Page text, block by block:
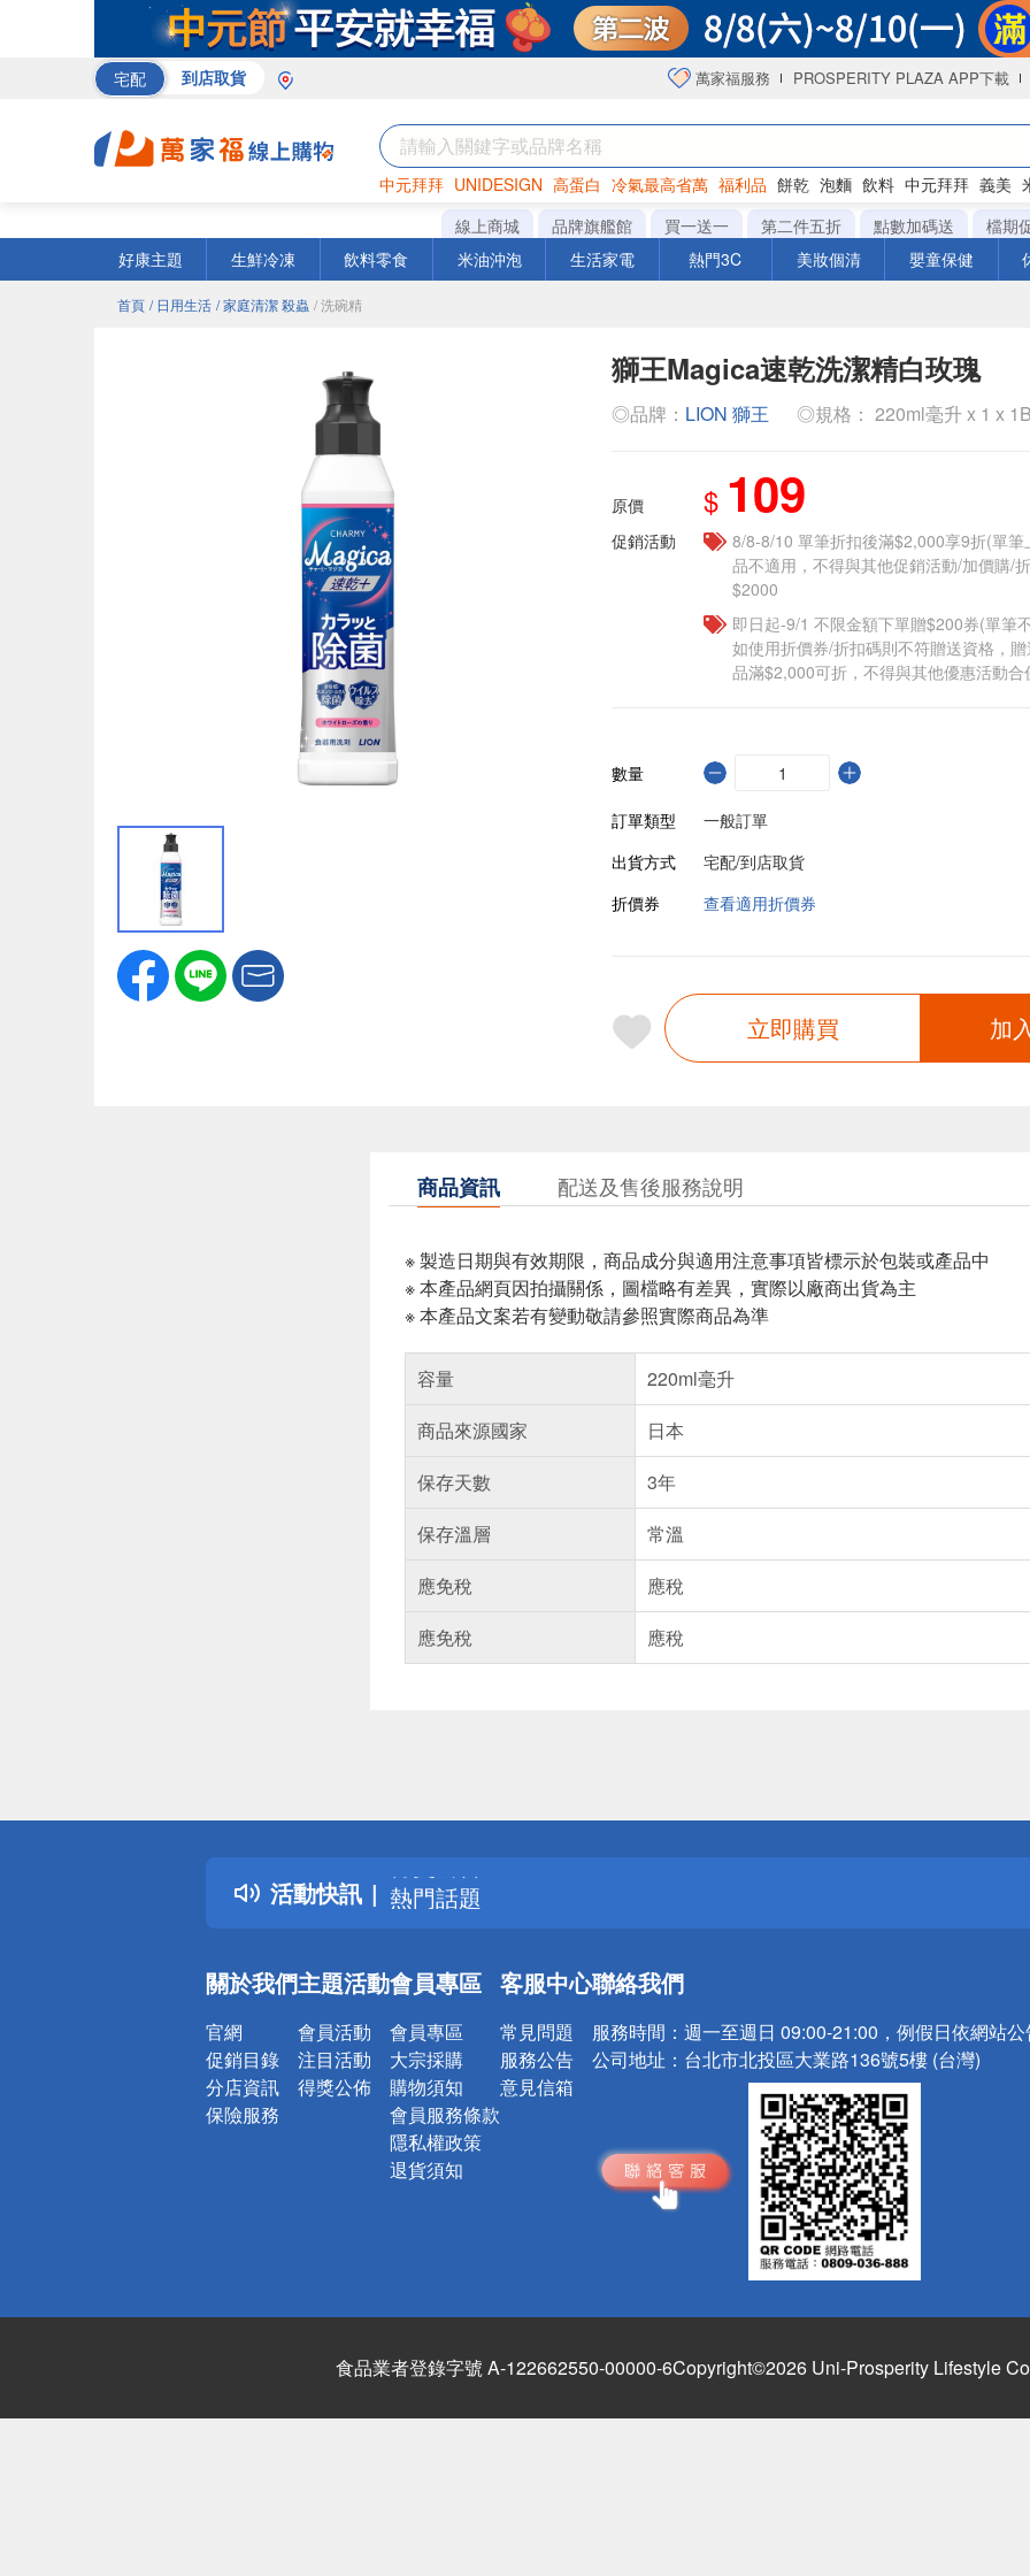
宅配 到店取貨 萬家福服務 PROSPERITY PLAZA APP下載
中元拜拜 UNIDESIGN 高蛋白 冷氣最高省萬 福利品 餅乾 泡麵 飲料 中元拜拜 義美
罐頭 海苔 洋芋片
線上商城 品牌旗艦館 買一送一 第二件五折 點數加碼送 檔期
好康主題
生鮮冷凍 飲料零食 米油沖泡 生活家電 熱門3C 美妝個清 嬰童保健
首頁 / 日用生活 / 家庭清潔 殺蟲 / 洗碗精
獅王Magica速乾洗潔精白玫瑰
◎品牌： LION 獅王 ◎規格： 220ml毫升 x 1 x
原價 $ 109
促銷活動
8/8-8/10 單筆折扣後滿$2,000享9折(單
品不適用，不得與其他促銷活動/加價購/
$2000
即日起-9/1 不限金額下單贈$200券(單筆
如使用折價券/折扣碼則不符贈送資格，
品滿$2,000可折，不得與其他優惠活動合
數量
訂單類型
一般訂單
出貨方式
宅配/到店取貨
折價券
查看適用折價券
立即購買 加
商品資訊 配送及售後服務說明
※ 製造日期與有效期限，商品成分與適用注意事項皆標示於包裝或產品中
※ 本產品網頁因拍攝關係，圖檔略有差異，實際以廠商出貨為主
※ 本產品文案若有變動敬請參照實際商品為準
容量
220ml毫升
商品來源國家
日本
保存天數
3年
保存溫層
常溫
應免稅
應稅
應免稅
應稅
活動快訊
詐騙網頁！請小心！
得獎公告
熱門話題
銀行優惠
詐騙網頁！請小心！
關於我們
官網
促銷目錄
分店資訊
保險服務
主題活動
會員活動
注目活動
得獎公佈
會員專區
會員專區
大宗採購
購物須知
會員服務條款
隱私權政策
退貨須知
客服中心
常見問題
服務公告
意見信箱
聯絡我們
服務時間： 週一至週日 09:00-21:00，例假日依網站
公司地址： 台北市北投區大業路136號5樓 (台灣)
食品業者登錄字號 A-122662550-00000-6Copyright©2026 Uni-Prosperity Lifestyle